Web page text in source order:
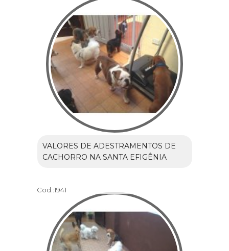
VALORES DE ADESTRAMENTOS DE
CACHORRO NA SANTA EFIGÊNIA
Cod.:1941